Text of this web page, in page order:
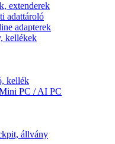
extenderek
adattároló
adapterek
kellékek
kellék
PC / AI PC
állvány